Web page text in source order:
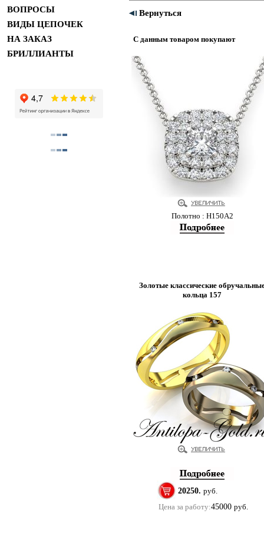
ВОПРОСЫ
ВИДЫ ЦЕПОЧЕК
НА ЗАКАЗ
БРИЛЛИАНТЫ
Вернуться
С данным товаром покупают
Полотно : Н150А2
Золотые классические
кольца 157
20250. руб.
Цена за работу:45000 руб.